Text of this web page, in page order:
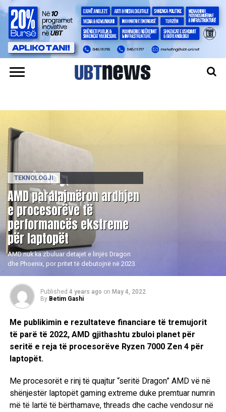
TEKNOLOGJI
AMD paralajmëron ardhjen
e procesorëve të
performancës ekstreme
për laptopët
AMD nuk ka zbuluar detajet e linjës Dragon
dhe Phoenix, por pritet të debutojnë në 2023.
Published 4 years ago on May 4, 2022
By Betim Gashi
Me publikimin e rezultateve financiare të tremujorit
të parë të 2022, AMD gjithashtu zbuloi planet për
seritë e reja të procesorëve Ryzen 7000 Zen 4 për
laptopët.
Me procesorët e rinj të quajtur “seritë Dragon” AMD vë në
shënjestër laptopët gaming extreme duke premtuar numrin
më të lartë të bërthamave, threads dhe cache vendosur në